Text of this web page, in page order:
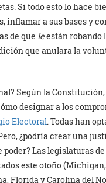
Si todo esto lo hace
inflamar a sus bases y
de que leestán robando
que anulara la
Según la
designar a los
Electoral. Todas han
¿podría crear una
Las legislaturas
este otoño
Florida y Carolina del